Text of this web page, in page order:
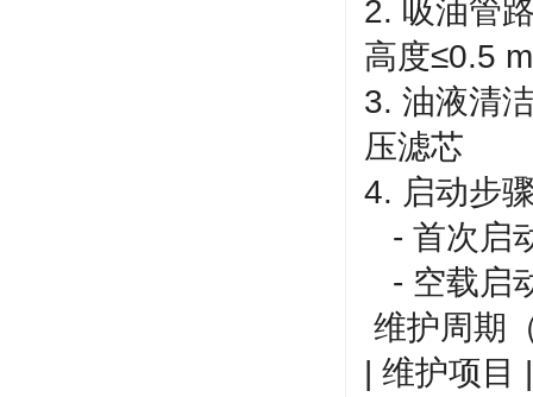
2. 吸油管
高度≤0.5 m
3. 油液清
压滤芯
4. 启动步
- 首次启
- 空载启
维护周期
| 维护项目